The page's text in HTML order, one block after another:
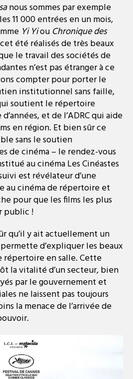
nous sommes par exemple
11 000 entrées en un mois,
Yi Yiou Chronique des
été réalisés de très beaux
le travail des sociétés de
n’est pas étranger à ce
compter pour porter le
institutionnel sans faille,
soutient le répertoire
et de l’ADRC qui aide
en région. Et bien sûr ce
sans le soutien
de cinéma – le rendez-vous
au cinéma Les Cinéastes
est révélateur d’une
cinéma de répertoire et
pour que les films les plus
public !
qu’il y ait actuellement un
d’expliquer les beaux
répertoire en salle. Cette
la vitalité d’un secteur, bien
par le gouvernement et
ne laissent pas toujours
la menace de l’arrivée de